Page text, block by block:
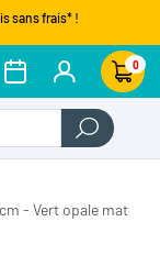
sans frais* !
0
- Vert opale mat